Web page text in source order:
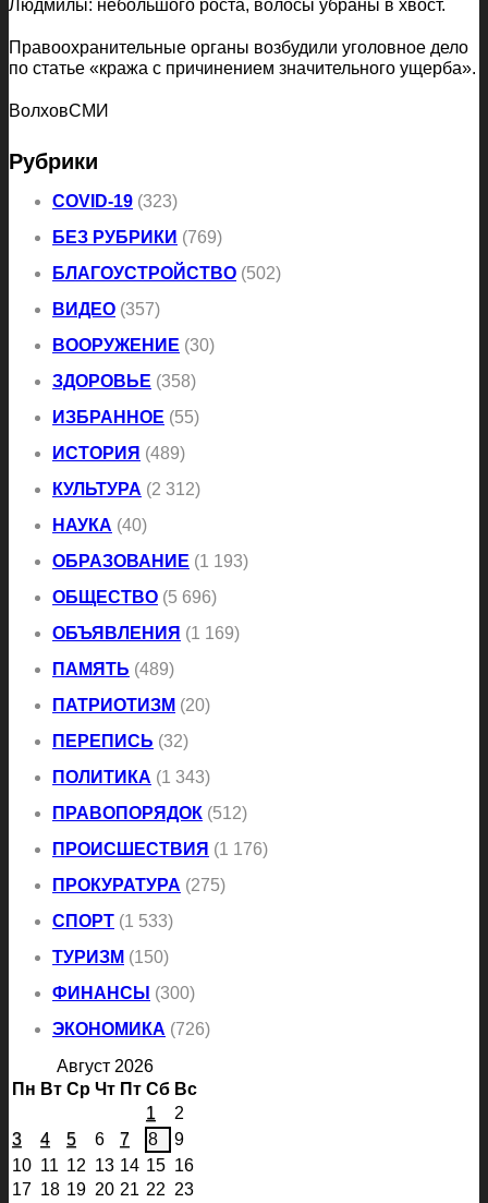
Людмилы: небольшого роста, волосы убраны в хвост.
Правоохранительные органы возбудили уголовное дело
по статье «кража с причинением значительного ущерба».
ВолховСМИ
Рубрики
COVID-19 (323)
БЕЗ РУБРИКИ (769)
БЛАГОУСТРОЙСТВО (502)
ВИДЕО (357)
ВООРУЖЕНИЕ (30)
ЗДОРОВЬЕ (358)
ИЗБРАННОЕ (55)
ИСТОРИЯ (489)
КУЛЬТУРА (2 312)
НАУКА (40)
ОБРАЗОВАНИЕ (1 193)
ОБЩЕСТВО (5 696)
ОБЪЯВЛЕНИЯ (1 169)
ПАМЯТЬ (489)
ПАТРИОТИЗМ (20)
ПЕРЕПИСЬ (32)
ПОЛИТИКА (1 343)
ПРАВОПОРЯДОК (512)
ПРОИСШЕСТВИЯ (1 176)
ПРОКУРАТУРА (275)
СПОРТ (1 533)
ТУРИЗМ (150)
ФИНАНСЫ (300)
ЭКОНОМИКА (726)
Август 2026
Пн Вт Ср Чт Пт Сб Вс
1
2
3
4 5 6 7 8
9
10 11 12 13 14 15 16
17 18 19 20 21 22 23